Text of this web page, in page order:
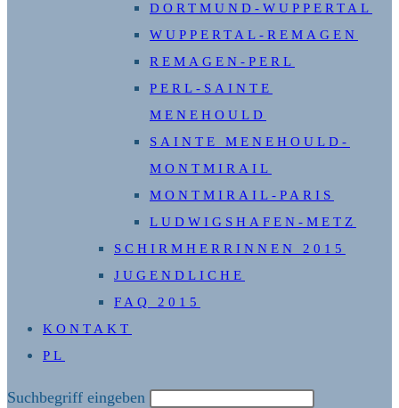
DORTMUND-WUPPERTAL
WUPPERTAL-REMAGEN
REMAGEN-PERL
PERL-SAINTE
MENEHOULD
SAINTE MENEHOULD-
MONTMIRAIL
MONTMIRAIL-PARIS
LUDWIGSHAFEN-METZ
SCHIRMHERRINNEN 2015
JUGENDLICHE
FAQ 2015
KONTAKT
PL
Diese
Suchbegriff eingeben